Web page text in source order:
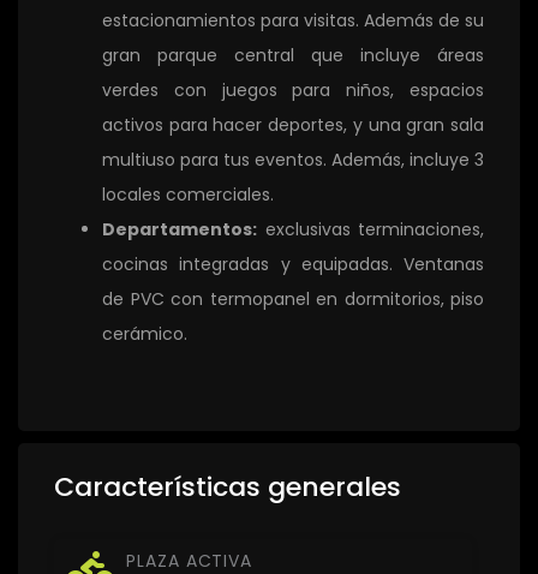
estacionamientos para visitas. Además de su
gran parque central que incluye áreas
verdes con juegos para niños, espacios
activos para hacer deportes, y una gran sala
multiuso para tus eventos. Además, incluye 3
locales comerciales.
Departamentos: exclusivas terminaciones,
cocinas integradas y equipadas. Ventanas
de PVC con termopanel en dormitorios, piso
cerámico.
Características generales
PLAZA ACTIVA